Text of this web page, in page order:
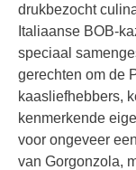
drukbezocht
Italiaanse BOB-
speciaal
gerechten om de
kaasliefhebbers,
kenmerkende
voor ongeveer
van Gorgonzola,